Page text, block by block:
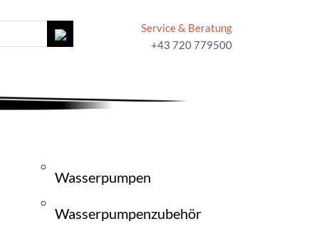
Service & Beratung
+43 720 779500
Wasserpumpen
Wasserpumpenzubehör